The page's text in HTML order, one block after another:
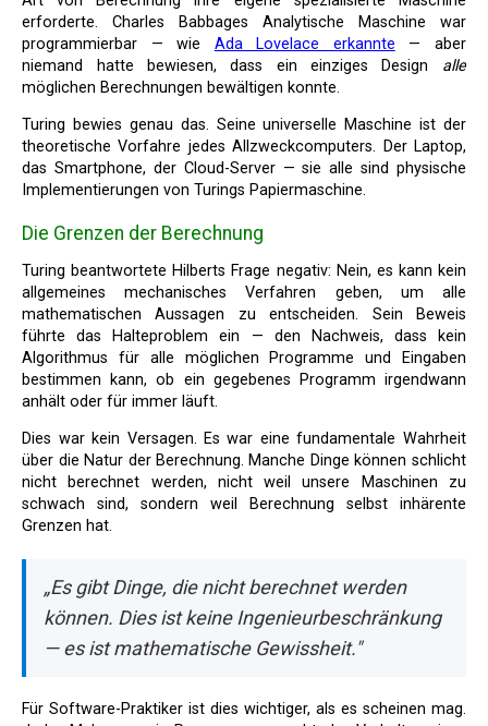
erforderte. Charles Babbages Analytische Maschine war
programmierbar — wie Ada Lovelace erkannte — aber
niemand hatte bewiesen, dass ein einziges Design alle
möglichen Berechnungen bewältigen konnte.
Turing bewies genau das. Seine universelle Maschine ist der
theoretische Vorfahre jedes Allzweckcomputers. Der Laptop,
das Smartphone, der Cloud-Server — sie alle sind physische
Implementierungen von Turings Papiermaschine.
Die Grenzen der Berechnung
Turing beantwortete Hilberts Frage negativ: Nein, es kann kein
allgemeines mechanisches Verfahren geben, um alle
mathematischen Aussagen zu entscheiden. Sein Beweis
führte das Halteproblem ein — den Nachweis, dass kein
Algorithmus für alle möglichen Programme und Eingaben
bestimmen kann, ob ein gegebenes Programm irgendwann
anhält oder für immer läuft.
Dies war kein Versagen. Es war eine fundamentale Wahrheit
über die Natur der Berechnung. Manche Dinge können schlicht
nicht berechnet werden, nicht weil unsere Maschinen zu
schwach sind, sondern weil Berechnung selbst inhärente
Grenzen hat.
„Es gibt Dinge, die nicht berechnet werden
können. Dies ist keine Ingenieurbeschränkung
— es ist mathematische Gewissheit."
Für Software-Praktiker ist dies wichtiger, als es scheinen mag.